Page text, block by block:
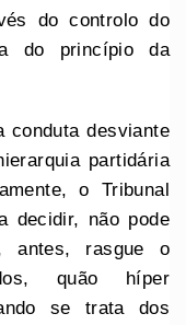
do controlo do
do princípio da
conduta desviante
partidária
o Tribunal
decidir, não pode
antes, rasgue o
quão híper
se trata dos